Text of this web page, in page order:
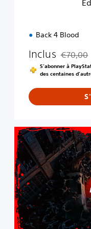
Back 4 Blood
Inclus Remise
€70,00
S'abonner à
des centaines
d
t
i
o
n
D
e